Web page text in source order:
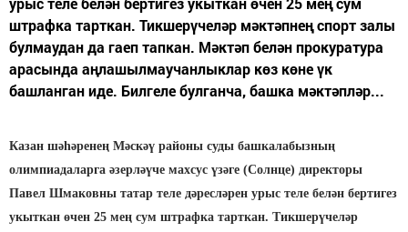
штрафка тарткан. Тикшерүчеләр мәктәпнең спорт залы
булмаудан да гаеп тапкан. Мәктәп белән прокуратура
арасында аңлашылмаучанлыклар көз көне үк
башланган иде. Билгеле булганча, башка мәктәпләр...
Казан шәһәренең Мәскәү районы суды башкалабызның
олимпиадаларга әзер­ләү­че махсус үзәге (Солнце) директоры
Павел Шмаковны татар теле дәресләрен урыс теле белән бертигез
укыткан өчен 25 мең сум штрафка тарткан. Тикшерүчеләр